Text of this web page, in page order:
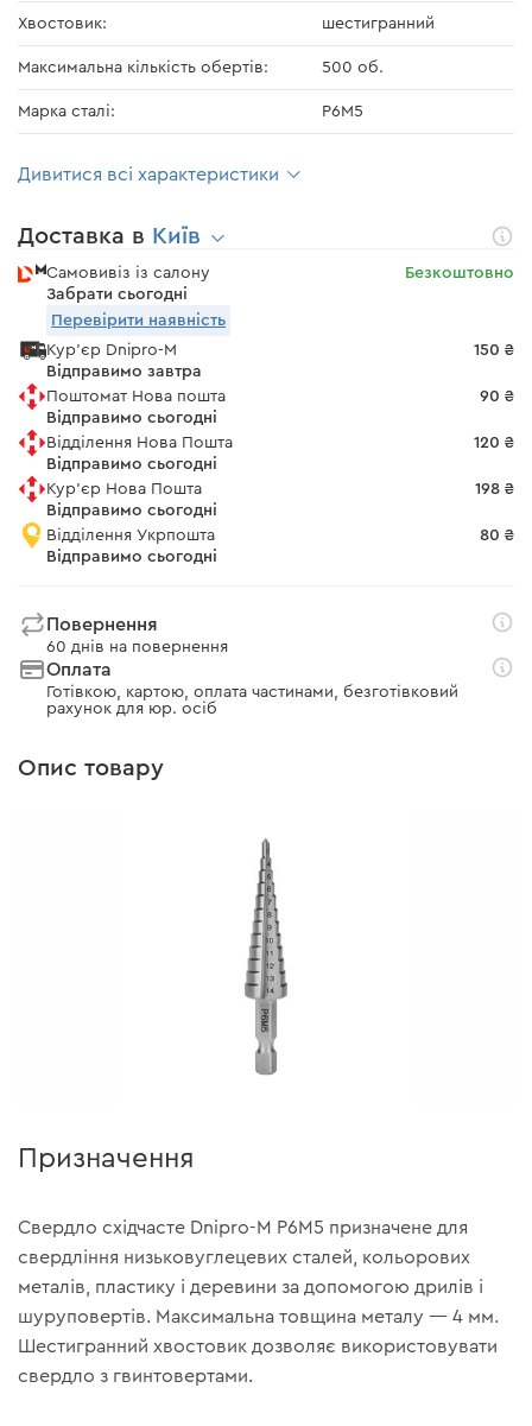
Хвостовик: шестигранний
Максимальна кількість обертів: 500 об.
Марка сталі: Р6М5
Дивитися всі характеристики
Доставка в Київ
Самовивіз із салону
Забрати сьогодні
Безкоштовно
Перевірити наявність
Кур'єр Dnipro-M
Відправимо завтра
150 ₴
Поштомат Нова пошта
Відправимо сьогодні
90 ₴
Відділення Нова Пошта
Відправимо сьогодні
120 ₴
Кур'єр Нова Пошта
Відправимо сьогодні
198 ₴
Відділення Укрпошта
Відправимо сьогодні
80 ₴
Повернення
60 днів на повернення
Оплата
Готівкою, картою, оплата частинами, безготівковий
рахунок для юр. осіб
Опис товару
Призначення
Свердло східчасте Dnipro-M P6M5 призначене для
свердління низьковуглецевих сталей, кольорових
металів, пластику і деревини за допомогою дрилів і
шуруповертів. Максимальна товщина металу — 4 мм.
Шестигранний хвостовик дозволяє використовувати
свердло з гвинтовертами.